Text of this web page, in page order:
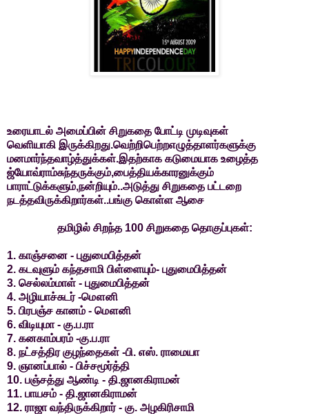
உரையாடல் அமைப்பின் சிறுகதை போட்டி முடிவுகள்
வெளியாகி இருக்கிறது.வெற்றிபெற்றஎழுத்தாளர்களுக்கு
மனமார்ந்தவாழ்த்துக்கள்.இதற்காக கடுமையாக உழைத்த
ஜ்யோவ்ராம்சுந்தருக்கும்,பைத்தியக்காரனுக்கும்
பாராட்டுக்களும்,நன்றியும்..அடுத்து சிறுகதை பட்டறை
நடத்தவிருக்கிறார்கள்..பங்கு கொள்ள ஆசை
தமிழில் சிறந்த 100 சிறுகதை தொகுப்புகள்:
1. காஞ்சனை - புதுமைபித்தன்
2. கடவுளும் கந்தசாமி பிள்ளையும்- புதுமைபித்தன்
3. செல்லம்மாள் - புதுமைபித்தன்
4. அழியாச்சுடர் -மௌனி
5. பிரபஞ்ச கானம் - மௌனி
6. விடியுமா - கு.ப.ரா
7. கனகாம்பரம் -கு.ப.ரா
8. நட்சத்திர குழந்தைகள் -பி. எஸ். ராமையா
9. ஞானப்பால் - பிச்சமூர்த்தி
10. பஞ்சத்து ஆண்டி - தி.ஜானகிராமன்
11. பாயசம் - தி.ஜானகிராமன்
12. ராஜா வந்திருக்கிறார் - கு. அழகிரிசாமி